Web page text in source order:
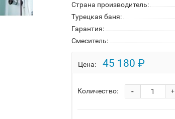
Страна производитель:
Турецкая баня:
Гарантия:
Смеситель:
Цена: 45 180 ₽
Количество: +
-